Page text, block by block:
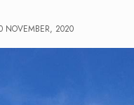
NOVEMBER, 2020